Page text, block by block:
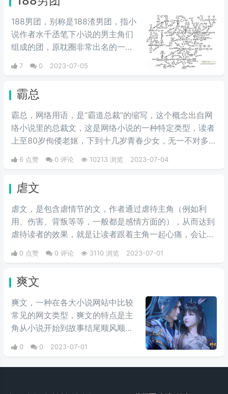
的《无限恐怖》虽然不能说是发源
地，但他确实是将无限流发扬光大
的重要一环。
188男团，别称是188渣男团，指小
说作者水千丞笔下小说的男主角们
组成的团，原耽圈非常出名的一个
7 0 2023-07-05
霸总
霸总，网络用语，是“霸道总裁”的缩写，这个概念出自网
络小说里的总裁文，这是网络小说的一种特定类型，读者
上至80岁佝偻老妪，下到十几岁青春少女，无一不对多金
6 点赞 0 评论 10213 浏览 2023-07-04
虐文
虐文，是包含虐情节的文，作者通过虐待主角（例如利
用、伤害、背叛等等，一般都是感情方面的），从而达到
虐待读者的效果，就是让读者跟着主角一起心痛，会让读
文。虐文分为两种，虐待主角和虐待读者。
0 点赞 0 评论 3110 浏览 2023-07-01
爽文
爽文，一种在各大小说网站中比较
常见的网文类型，爽文的特点是主
角从小说开始到故事结尾顺风顺
是女生，看完都会觉得很爽，因此
文”。
0 0 2023-07-01